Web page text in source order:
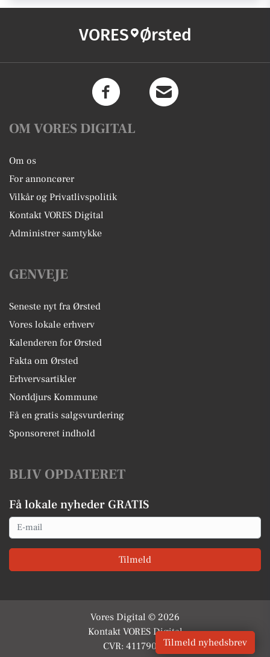
VORES Ørsted
OM VORES DIGITAL
Om os
For annoncører
Vilkår og Privatlivspolitik
Kontakt VORES Digital
Administrer samtykke
GENVEJE
Seneste nyt fra Ørsted
Vores lokale erhverv
Kalenderen for Ørsted
Fakta om Ørsted
Erhvervsartikler
Norddjurs Kommune
Få en gratis salgsvurdering
Sponsoreret indhold
BLIV OPDATERET
Få lokale nyheder GRATIS
Email
Tilmeld
Vores Digital © 2026
Kontakt VORES Digital
CVR: 41179082Tilmeld nyhedsbrev